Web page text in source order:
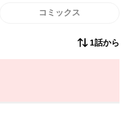
コミックス
1話から